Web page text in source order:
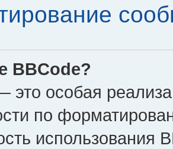
BBCode?
это особая
по
использования